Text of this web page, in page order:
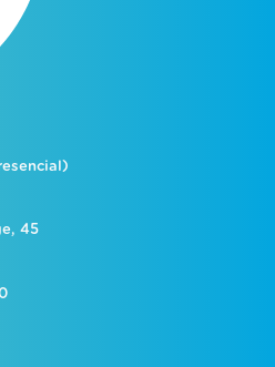
45